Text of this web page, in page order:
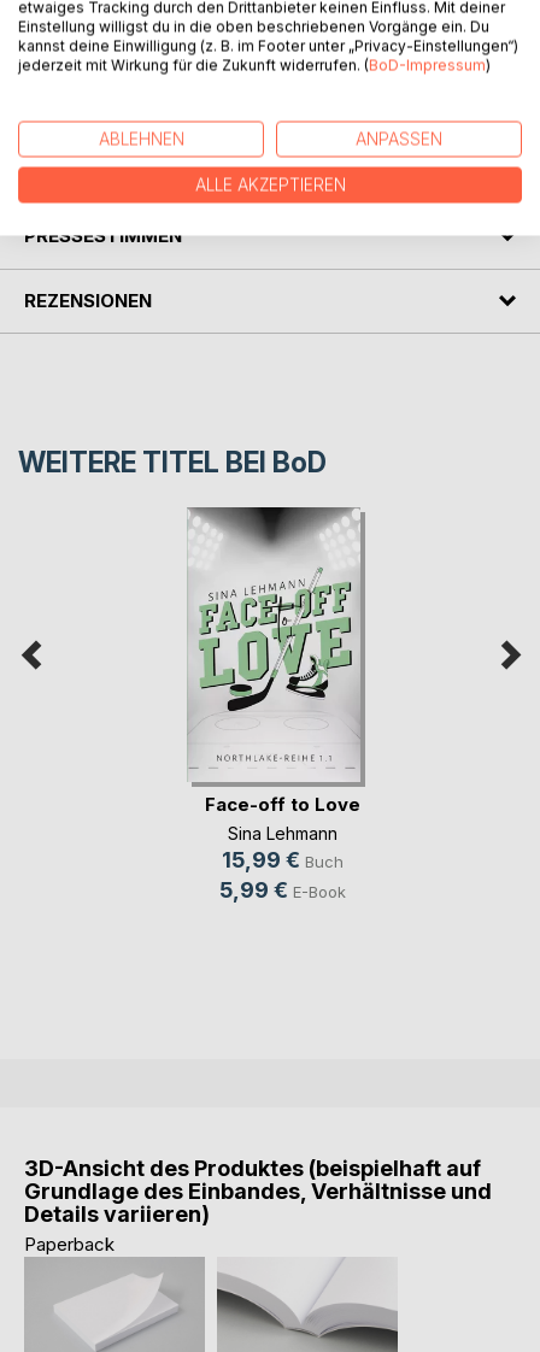
qualvoll. Doch damit nicht genug. Wolfgang musste sein
Haus verkaufen, denn seine Kinder forderten das Pflichteil
ein. Wolfgang zerbrach fast daran. Durch eine neue Liebe
AUTOR/IN
PRESSESTIMMEN
REZENSIONEN
WEITERE TITEL BEI BoD
Face-off to Love
Sina Lehmann
15,99 € Buch
5,99 € E-Book
3D-Ansicht des Produktes (beispielhaft auf
Grundlage des Einbandes, Verhältnisse und
Details variieren)
Paperback
etwaiges Tracking durch den Drittanbieter keinen Einfluss. Mit deiner
Einstellung willigst du in die oben beschriebenen Vorgänge ein. Du
kannst deine Einwilligung (z. B. im Footer unter „Privacy-Einstellungen“)
jederzeit mit Wirkung für die Zukunft widerrufen. (BoD-Impressum)
ABLEHNEN ANPASSEN
ALLE AKZEPTIEREN